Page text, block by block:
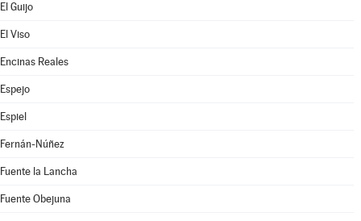
El Guijo
El Viso
Encinas Reales
Espejo
Espiel
Fernán-Núñez
Fuente la Lancha
Fuente Obejuna